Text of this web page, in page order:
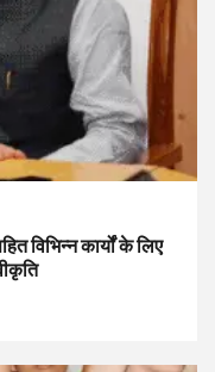
विभिन्न कार्यों के लिए